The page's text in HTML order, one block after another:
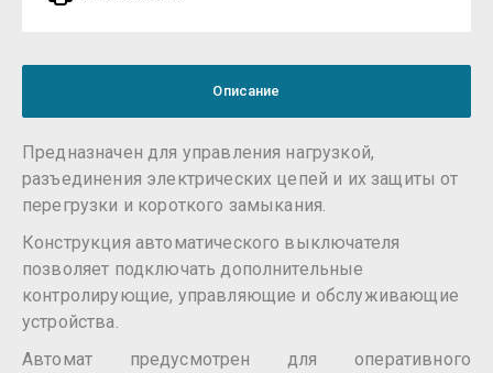
Описание
Предназначен для управления нагрузкой,
разъединения электрических цепей и их защиты от
перегрузки и короткого замыкания.
Конструкция автоматического выключателя
позволяет подключать дополнительные
контролирующие, управляющие и обслуживающие
устройства.
Автомат предусмотрен для оперативного